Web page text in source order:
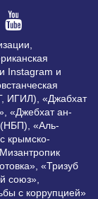
Instagram и
ИГИЛ), «Джабхат
«Джебхат ан-
(НБП), «Аль-
крымско-
«Тризуб
союз»,
с коррупцией»